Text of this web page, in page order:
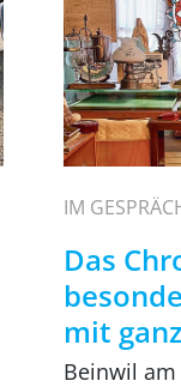
IM
Das
mit
Beinwil am